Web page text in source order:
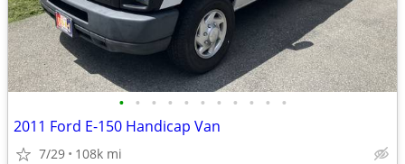
• • • • • • • • • • •
2011 Ford E-150 Handicap Van
7/29 108k mi